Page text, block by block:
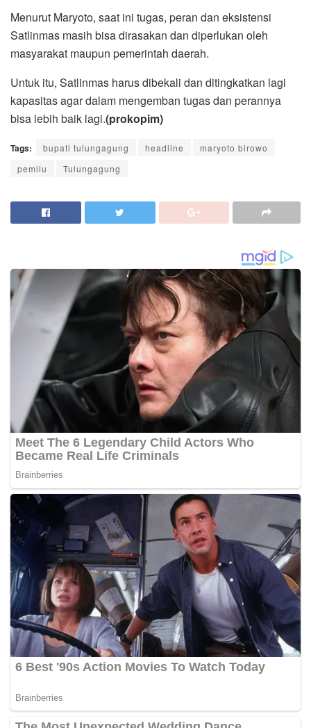
Menurut Maryoto, saat ini tugas, peran dan eksistensi
Satlinmas masih bisa dirasakan dan diperlukan oleh
masyarakat maupun pemerintah daerah.
Untuk itu, Satlinmas harus dibekali dan ditingkatkan lagi
kapasitas agar dalam mengemban tugas dan perannya
bisa lebih baik lagi.(prokopim)
Tags: bupati tulungagung headline
maryoto birowo
pemilu
Tulungagung